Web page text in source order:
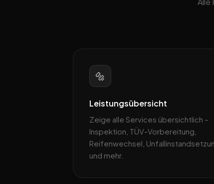
🔩
Leistungsübersicht
Zeige alle Services übersichtlich –
Inspektion, TÜV-Vorbereitung,
Reifenwechsel,
und mehr.